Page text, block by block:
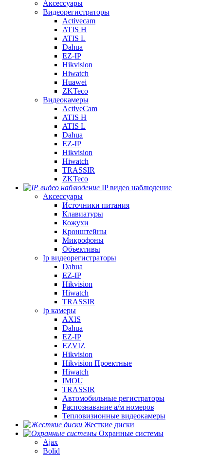
Аксессуары
Видеорегистраторы
Activecam
ATIS H
ATIS L
Dahua
EZ-IP
Hikvision
Hiwatch
Huawei
ZKTeco
Видеокамеры
ActiveCam
ATIS H
ATIS L
Dahua
EZ-IP
Hikvision
Hiwatch
TRASSIR
ZKTeco
IP видео наблюдение
Аксессуары
Источники питания
Клавиатуры
Кожухи
Кронштейны
Микрофоны
Объективы
Ip видеорегистраторы
Dahua
EZ-IP
Hikvision
Hiwatch
TRASSIR
Ip камеры
AXIS
Dahua
EZ-IP
EZVIZ
Hikvision
Hikvision Проектные
Hiwatch
IMOU
TRASSIR
Автомобильные регистраторы
Распознавание а/м номеров
Тепловизионные видеокамеры
Жесткие диски
Охранные системы
Ajax
Bolid